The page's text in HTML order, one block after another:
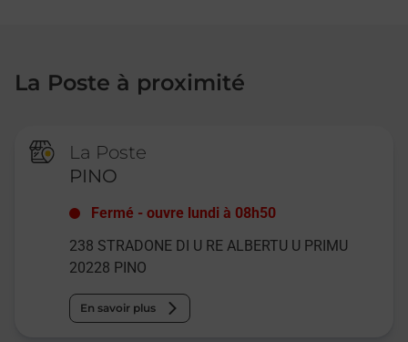
La Poste à proximité
La Poste
PINO
Fermé -ouvre lundi à 08h50
238 STRADONE DI U RE ALBERTU U PRIMU
20228 PINO
En savoir plus